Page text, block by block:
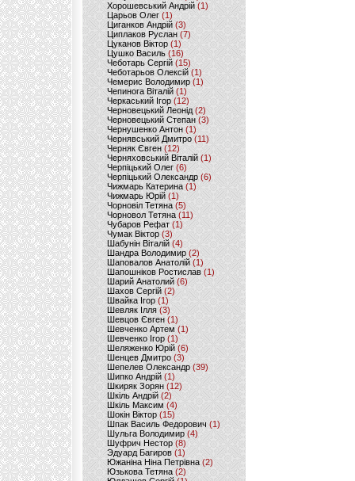
Хорошевський Андрій (1)
Царьов Олег (1)
Циганков Андрій (3)
Циплаков Руслан(7)
Цуканов Віктор (1)
Цушко Василь (16)
Чеботарь Сергій (15)
Чеботарьов Олексій (1)
Чемерис Володимир (1)
Чепинога Віталій (1)
Черкаський Ігор (12)
Черновецький Леонід(2)
Черновецький Степан (3)
Чернушенко Антон (1)
Чернявський Дмитро(11)
Черняк Євген(12)
Черняховський Віталій (1)
Черпіцький Олег (6)
Черпіцький Олександр (6)
Чижмарь Катерина (1)
Чижмарь Юрій (1)
Чорновіл Тетяна (5)
Чорновол Тетяна (11)
Чубаров Рефат (1)
Чумак Віктор(3)
Шабунін Віталій (4)
Шандра Володимир (2)
Шаповалов Анатолій(1)
Шапошніков Ростислав(1)
Шарий Анатолий(6)
Шахов Сергій(2)
Швайка Ігор (1)
Шевляк Ілля (3)
Шевцов Євген (1)
Шевченко Артем(1)
Шевченко Ігор(1)
Шеляженко Юрій (6)
Шенцев Дмитро (3)
Шепелев Олександр (39)
Шипко Андрій(1)
Шкиряк Зорян(12)
Шкіль Андрій(2)
Шкіль Максим (4)
Шокін Віктор (15)
Шпак Василь Федорович (1)
Шульга Володимир (4)
Шуфрич Нестор(8)
Эдуард Багиров (1)
Южаніна Ніна Петрівна (2)
Юзькова Тетяна(2)